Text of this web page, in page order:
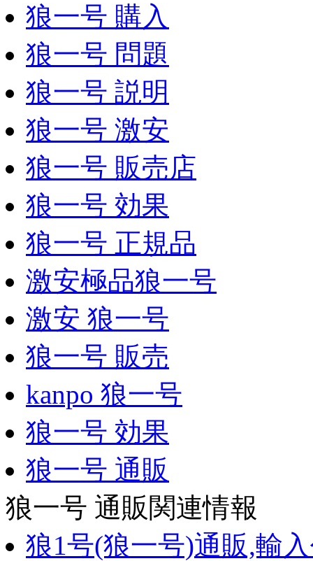
狼一号 購入
狼一号 問題
狼一号 説明
狼一号 激安
狼一号 販売店
狼一号 効果
狼一号 正規品
激安極品狼一号
激安 狼一号
狼一号 販売
kanpo 狼一号
狼一号 効果
狼一号 通販
狼一号 通販関連情報
狼1号(狼一号)通販,輸